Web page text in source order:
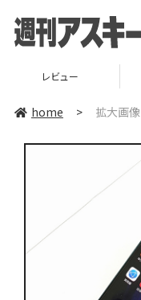
レビュー
home > 拡大画像